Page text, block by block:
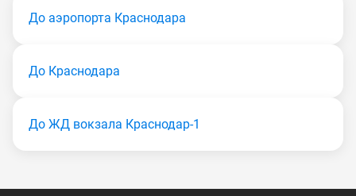
До аэропорта Краснодара
До Краснодара
До ЖД вокзала Краснодар-1